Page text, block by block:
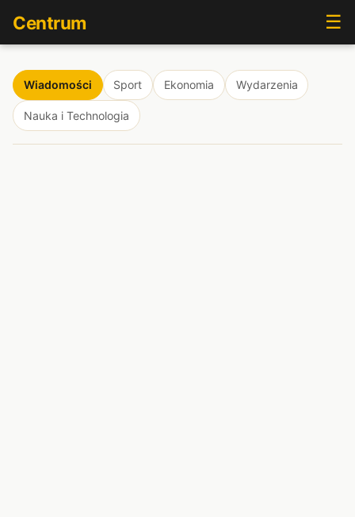
Centrum ☰
Wiadomości Sport Ekonomia Wydarzenia
Nauka i Technologia